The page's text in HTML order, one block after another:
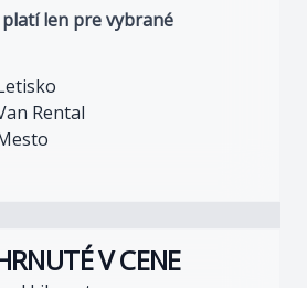
len pre vybrané
Rental
V CENE